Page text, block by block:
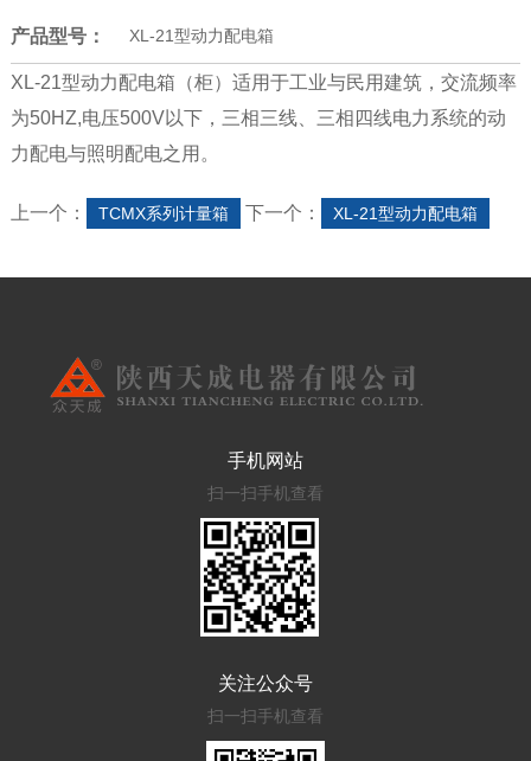
产品型号： XL-21型动力配电箱
XL-21型动力配电箱（柜）适用于工业与民用建筑，交流频率
为50HZ,电压500V以下，三相三线、三相四线电力系统的动
力配电与照明配电之用。
上一个： TCMX系列计量箱 下一个： XL-21型动力配电箱
手机网站
扫一扫手机查看
关注公众号
扫一扫手机查看